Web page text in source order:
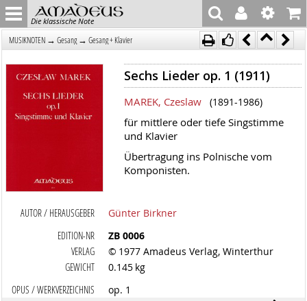
Die klassische Note
MUSIKNOTEN → Gesang→ Gesang + Klavier
Sechs Lieder op. 1 (1911)
MAREK, Czeslaw (1891-1986)
für mittlere oder tiefe Singstimme
und Klavier
Übertragung ins Polnische vom
Komponisten.
AUTOR / HERAUSGEBER
Günter Birkner
EDITION-NR
ZB 0006
VERLAG
© 1977 Amadeus Verlag, Winterthur
GEWICHT
0.145 kg
OPUS / WERKVERZEICHNIS
op. 1